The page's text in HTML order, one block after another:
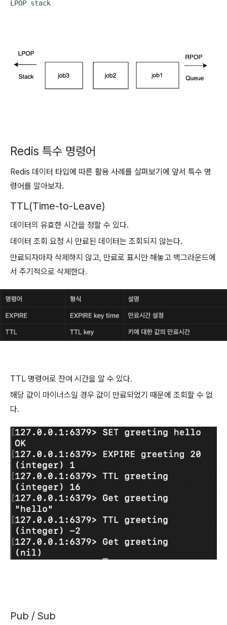
LPOP stack
Redis 특수 명령어
Redis 데이터 타입에 따른 활용 사례를 살펴보기에 앞서 특수 명
령어를 알아보자.
TTL(Time-to-Leave)
데이터의 유효한 시간을 정할 수 있다.
데이터 조회 요청 시 만료된 데이터는 조회되지 않는다.
만료되자마자 삭제하지 않고, 만료로 표시만 해놓고 백그라운드에
서 주기적으로 삭제한다.
TTL 명령어로 잔여 시간을 알 수 있다.
해당 값이 마이너스일 경우 값이 만료되었기 때문에 조회할 수 없
다.
Pub / Sub